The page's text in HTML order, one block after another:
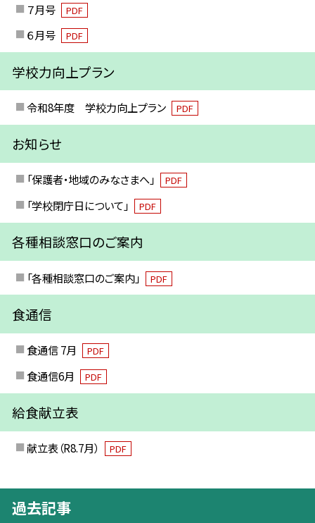
７月号 PDF
６月号 PDF
学校力向上プラン
令和8年度 学校力向上プラン PDF
お知らせ
「保護者・地域のみなさまへ」 PDF
「学校閉庁日について」 PDF
各種相談窓口のご案内
「各種相談窓口のご案内」 PDF
食通信
食通信 7月 PDF
食通信6月 PDF
給食献立表
献立表（R8.7月） PDF
過去記事